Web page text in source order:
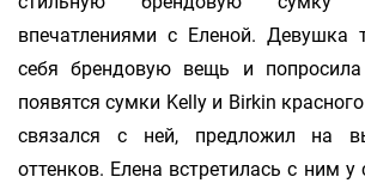
впечатлениями с Еленой. Девушка
себя брендовую вещь и
появятся сумки Kelly и Birkin
связался с ней, предложил на
оттенков. Елена встретилась с ним у